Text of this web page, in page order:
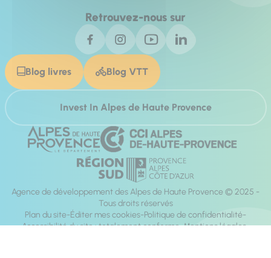
Retrouvez-nous sur
Blog livres Blog VTT
Invest In Alpes de Haute Provence
Agence de développement des Alpes de Haute Provence © 2025 -
Tous droits réservés
Plan du site Éditer mes cookies Politique de confidentialité
Accessibilité du site : totalement conforme Mentions légales